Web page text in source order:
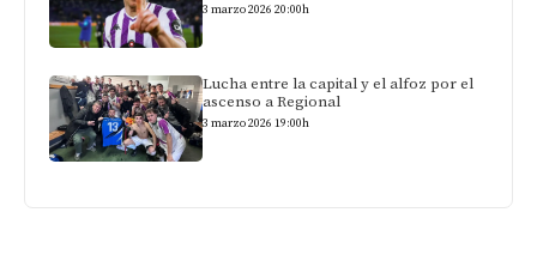
3 marzo 2026 20:00h
Lucha entre la capital y el alfoz por el
ascenso a Regional
3 marzo 2026 19:00h